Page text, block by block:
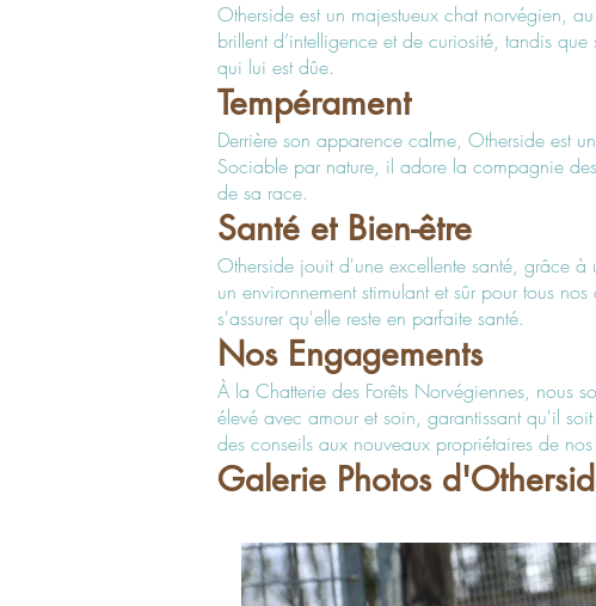
Otherside est un majestueux chat norvégien,
brillent d’intelligence et de curiosité, tandis
qui lui est dûe.
Tempérament
Derrière son apparence calme, Otherside est
Sociable par nature, il adore la compagnie
de sa race.
Santé et Bien-être
Otherside jouit d'une excellente santé, grâce
un environnement stimulant et sûr pour tous
s'assurer qu'elle reste en parfaite santé.
Nos Engagements
À la Chatterie des Forêts Norvégiennes, nous
élevé avec amour et soin, garantissant qu'il
des conseils aux nouveaux propriétaires de
Galerie Photos